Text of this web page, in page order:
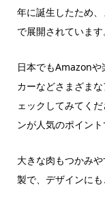
年に誕生したため
で展開されています
日本でもAmazonや
カーなどさまざま
ェックしてみてく
ンが人気のポイント
大きな肉もつかみ
製で、デザインにも